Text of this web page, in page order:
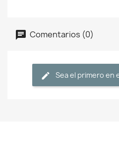
Comentarios (0)
Sea el primero en